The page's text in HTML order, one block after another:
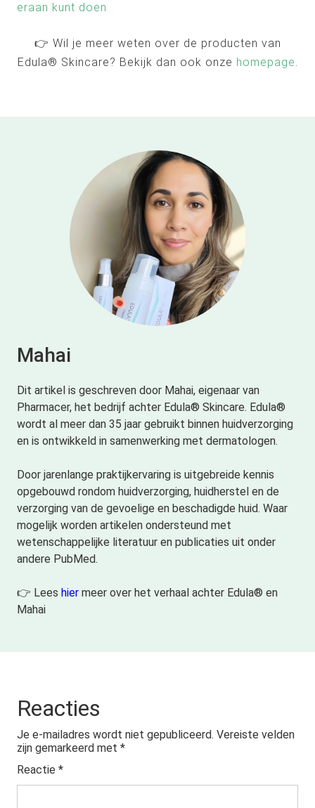
eraan kunt doen
👉 Wil je meer weten over de producten van
Edula® Skincare? Bekijk dan ook onze homepage.
Mahai
Dit artikel is geschreven door Mahai, eigenaar van
Pharmacer, het bedrijf achter Edula® Skincare. Edula®
wordt al meer dan 35 jaar gebruikt binnen huidverzorging
en is ontwikkeld in samenwerking met dermatologen.
Door jarenlange praktijkervaring is uitgebreide kennis
opgebouwd rondom huidverzorging, huidherstel en de
verzorging van de gevoelige en beschadigde huid. Waar
mogelijk worden artikelen ondersteund met
wetenschappelijke literatuur en publicaties uit onder
andere PubMed.
👉 Lees hier meer over het verhaal achter Edula® en
Mahai
Reacties
Je e-mailadres wordt niet gepubliceerd. Vereiste velden
zijn gemarkeerd met *
Reactie *